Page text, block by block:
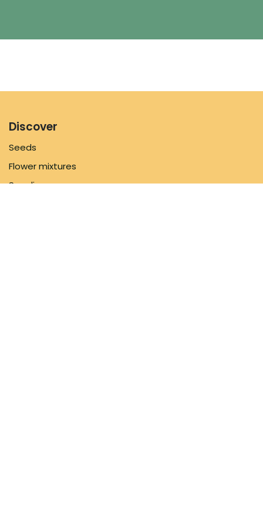
Discover
Seeds
Flower mixtures
Supplies